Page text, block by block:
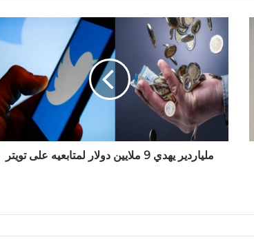
ملياردير يهدي 9 ملايين دولار لمتابعيه على تويتر